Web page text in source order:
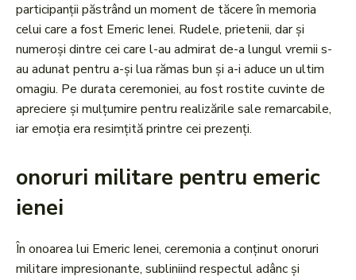
participanții păstrând un moment de tăcere în memoria
celui care a fost Emeric Ienei. Rudele, prietenii, dar și
numeroși dintre cei care l-au admirat de-a lungul vremii s-
au adunat pentru a-și lua rămas bun și a-i aduce un ultim
omagiu. Pe durata ceremoniei, au fost rostite cuvinte de
apreciere și mulțumire pentru realizările sale remarcabile,
iar emoția era resimțită printre cei prezenți.
onoruri militare pentru emeric
ienei
În onoarea lui Emeric Ienei, ceremonia a conținut onoruri
militare impresionante, subliniind respectul adânc și